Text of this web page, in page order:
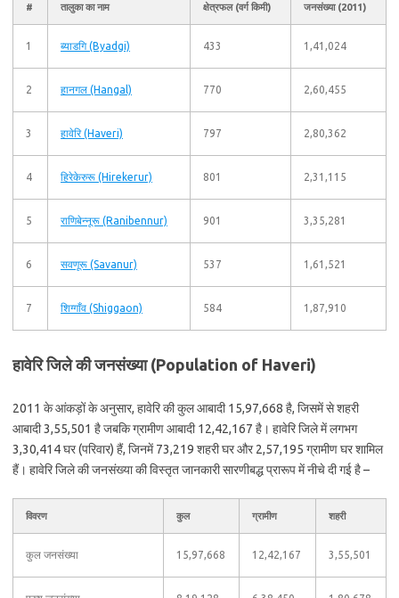
# तालुका का नाम क्षेत्रफल (वर्ग किमी) जनसंख्या (2011)
1 ब्याडगि (Byadgi) 433 1,41,024
2 हानगल (Hangal) 770 2,60,455
3 हावेरि (Haveri) 797 2,80,362
4 हिरेकेरुरू (Hirekerur) 801 2,31,115
5 राणिबेन्नूरू (Ranibennur) 901 3,35,281
6 सवणूरू (Savanur) 537 1,61,521
7 शिग्गाँव (Shiggaon) 584 1,87,910
हावेरि जिले की जनसंख्या (Population of Haveri)
2011 के आंकड़ों के अनुसार, हावेरि की कुल आबादी 15,97,668 है, जिसमें से शहरी
आबादी 3,55,501 है जबकि ग्रामीण आबादी 12,42,167 है। हावेरि जिले में लगभग
3,30,414 घर (परिवार) हैं, जिनमें 73,219 शहरी घर और 2,57,195 ग्रामीण घर शामिल
हैं। हावेरि जिले की जनसंख्या की विस्तृत जानकारी सारणीबद्ध प्रारूप में नीचे दी गई है –
विवरण कुल ग्रामीण शहरी
कुल जनसंख्या 15,97,668 12,42,167 3,55,501